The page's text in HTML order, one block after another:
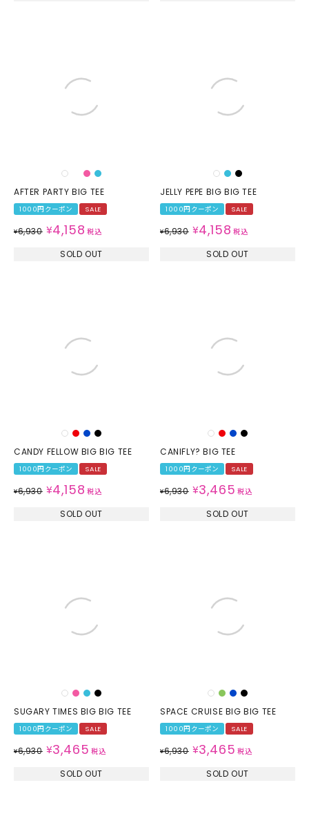
AFTER PARTY BIG TEE
1000円クーポン SALE
¥6,930 ¥4,158 税込
SOLD OUT
JELLY PEPE BIG BIG TEE
1000円クーポン SALE
¥6,930 ¥4,158 税込
SOLD OUT
CANDY FELLOW BIG BIG TEE
1000円クーポン SALE
¥6,930 ¥4,158 税込
SOLD OUT
CANIFLY? BIG TEE
1000円クーポン SALE
¥6,930 ¥3,465 税込
SOLD OUT
SUGARY TIMES BIG BIG TEE
1000円クーポン SALE
¥6,930 ¥3,465 税込
SOLD OUT
SPACE CRUISE BIG BIG TEE
1000円クーポン SALE
¥6,930 ¥3,465 税込
SOLD OUT